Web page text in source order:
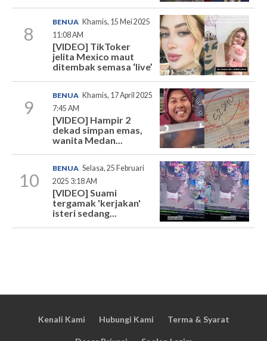
8
BENUA Khamis, 15 Mei 2025
11:08 AM
[VIDEO] TikToker
jelita Mexico maut
ditembak semasa ‘live’
9
BENUA Khamis, 17 April 2025
7:45 AM
[VIDEO] Hampir 2
dekad simpan emas,
wanita Medan...
10
BENUA Selasa, 25 Februari
2025 3:18 AM
[VIDEO] Suami
tergamak 'kerjakan'
isteri sedang...
Kenali Kami Hubungi Kami Terma & Syarat